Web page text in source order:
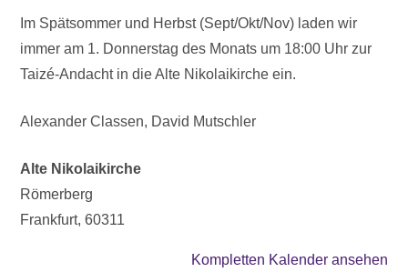
Im Spätsommer und Herbst (Sept/Okt/Nov) laden wir
immer am 1. Donnerstag des Monats um 18:00 Uhr zur
Taizé-Andacht in die Alte Nikolaikirche ein.
Alexander Classen, David Mutschler
Alte Nikolaikirche
Römerberg
Frankfurt,60311
Kompletten Kalender ansehen